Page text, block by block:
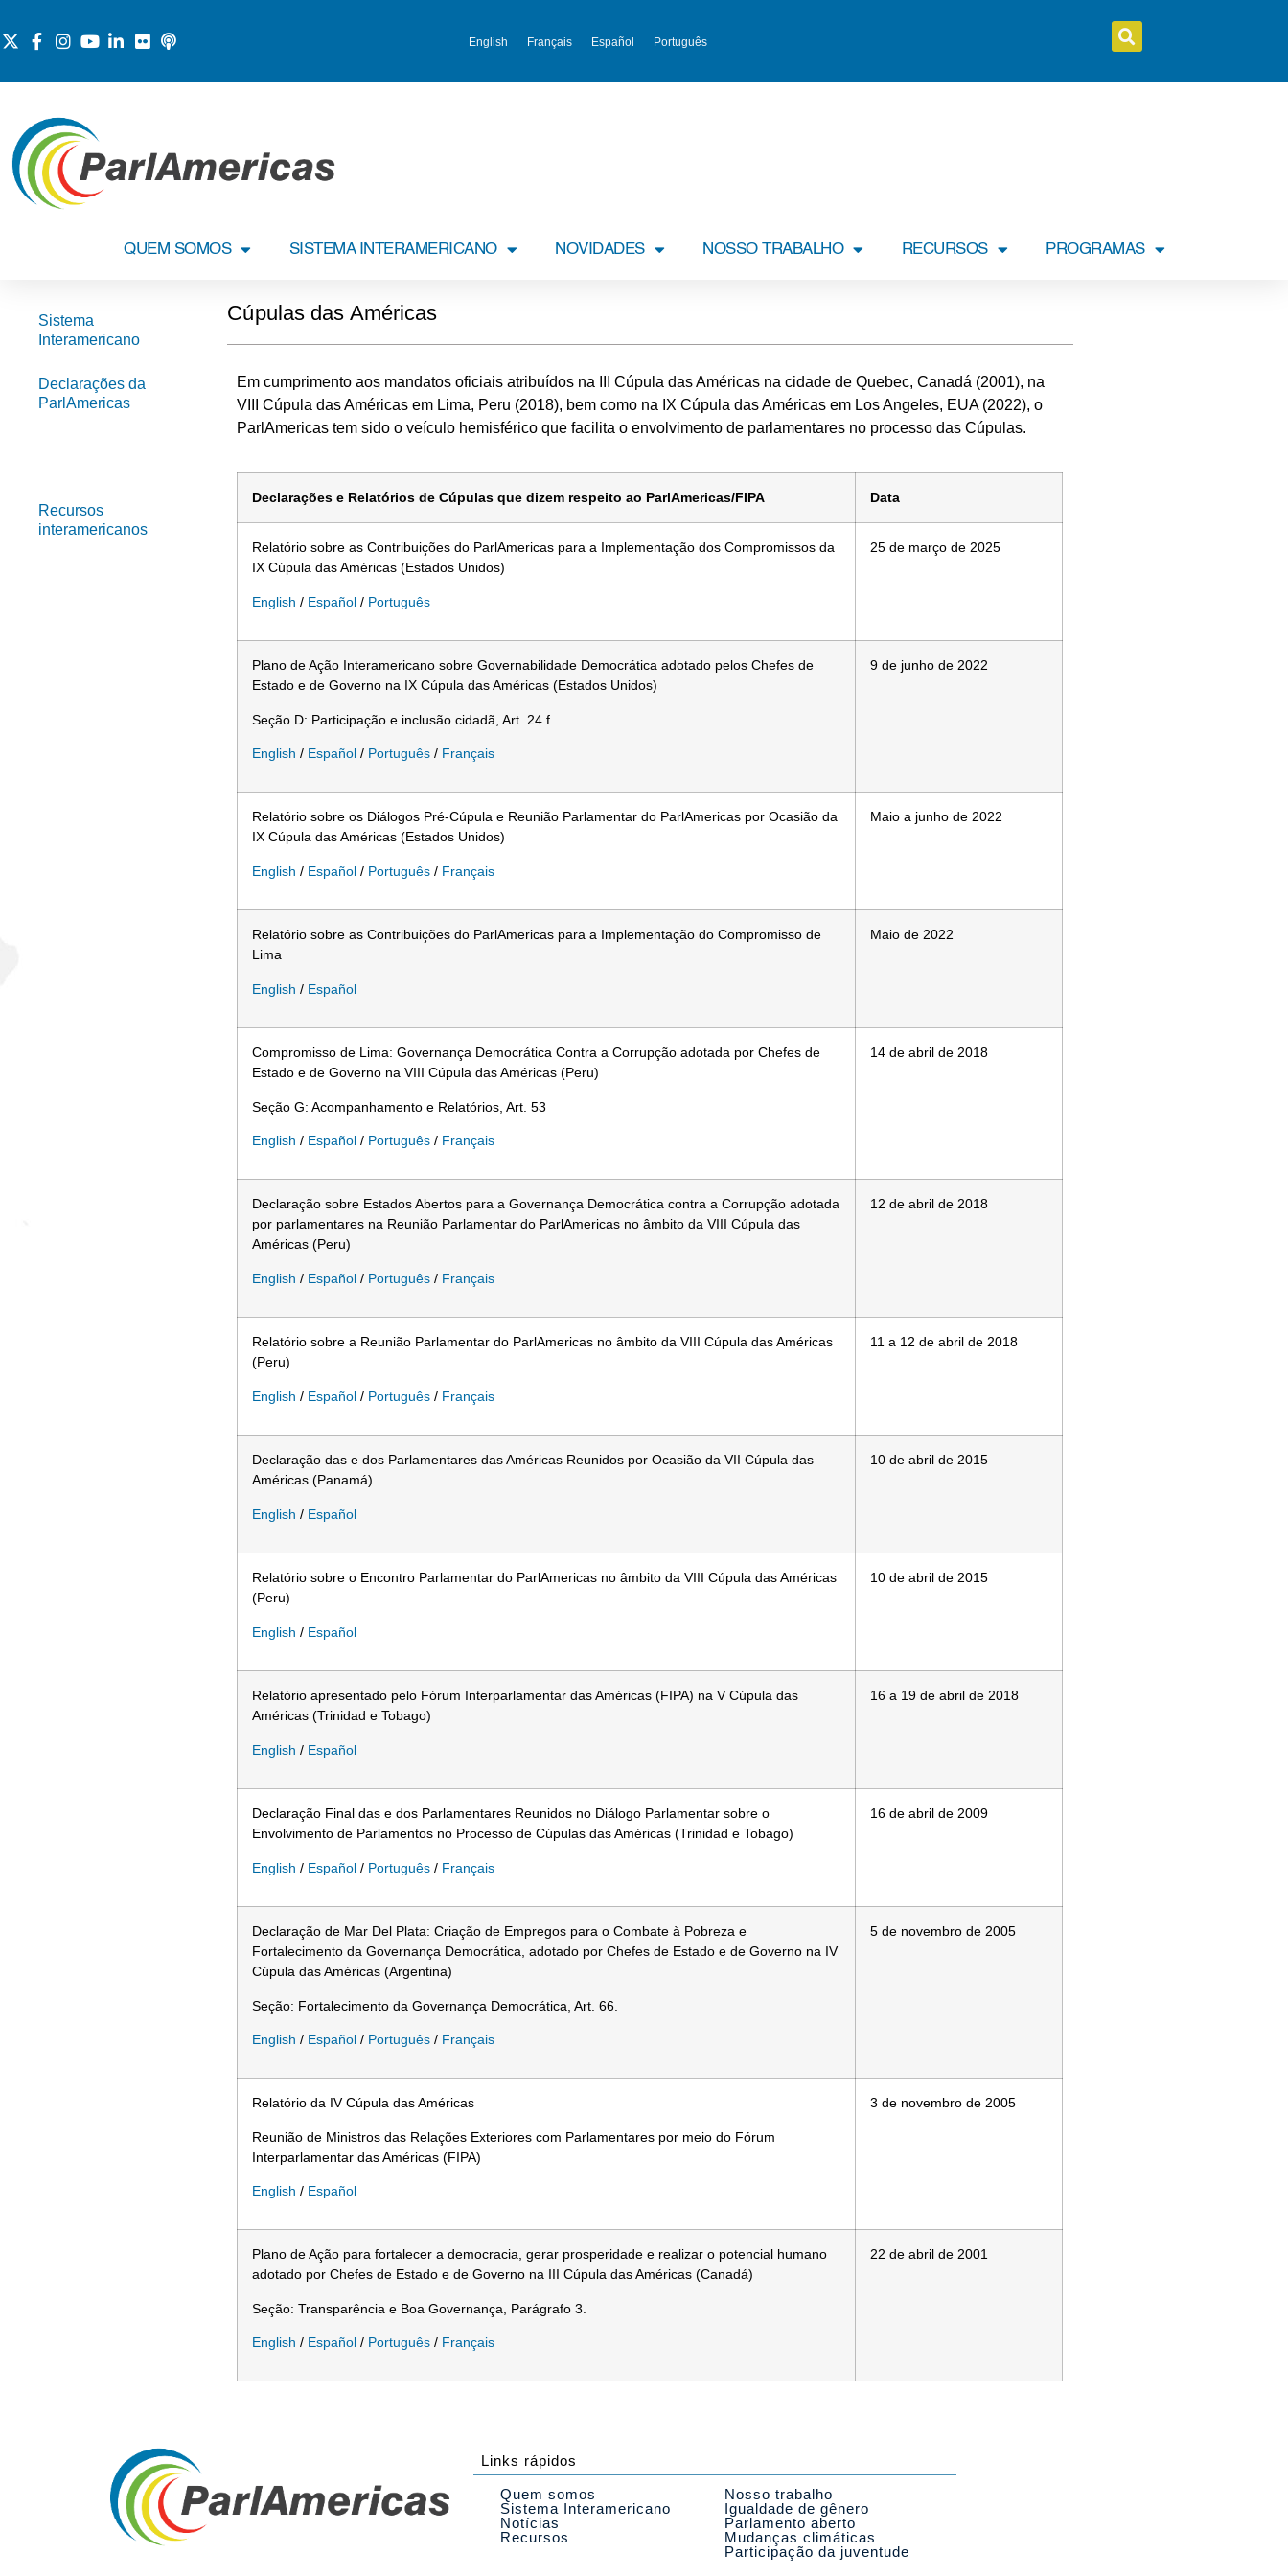
English Français Español Português
QUEM SOMOS SISTEMA INTERAMERICANO NOVIDADES NOSSO TRABALHO RECURSOS PROGRAMAS
Sistema
Interamericano
Declarações da
ParlAmericas
Recursos
interamericanos
Cúpulas das Américas
Em cumprimento aos mandatos oficiais atribuídos na III Cúpula das Américas na cidade de Quebec, Canadá (2001), na
VIII Cúpula das Américas em Lima, Peru (2018), bem como na IX Cúpula das Américas em Los Angeles, EUA (2022), o
ParlAmericas tem sido o veículo hemisférico que facilita o envolvimento de parlamentares no processo das Cúpulas.
Declarações e Relatórios de Cúpulas que dizem respeito ao ParlAmericas/FIPA Data
Relatório sobre as Contribuições do ParlAmericas para a Implementação dos Compromissos da
IX Cúpula das Américas (Estados Unidos)
English / Español / Português
25 de março de 2025
Plano de Ação Interamericano sobre Governabilidade Democrática adotado pelos Chefes de
Estado e de Governo na IX Cúpula das Américas (Estados Unidos)
Seção D: Participação e inclusão cidadã, Art. 24.f.
English / Español / Português / Français
9 de junho de 2022
Relatório sobre os Diálogos Pré-Cúpula e Reunião Parlamentar do ParlAmericas por Ocasião da
IX Cúpula das Américas (Estados Unidos)
English / Español / Português / Français
Maio a junho de 2022
Relatório sobre as Contribuições do ParlAmericas para a Implementação do Compromisso de
Lima
English / Español
Maio de 2022
Compromisso de Lima: Governança Democrática Contra a Corrupção adotada por Chefes de
Estado e de Governo na VIII Cúpula das Américas (Peru)
Seção G: Acompanhamento e Relatórios, Art. 53
English / Español / Português / Français
14 de abril de 2018
Declaração sobre Estados Abertos para a Governança Democrática contra a Corrupção adotada
por parlamentares na Reunião Parlamentar do ParlAmericas no âmbito da VIII Cúpula das
Américas (Peru)
English / Español / Português / Français
12 de abril de 2018
Relatório sobre a Reunião Parlamentar do ParlAmericas no âmbito da VIII Cúpula das Américas
(Peru)
English / Español / Português / Français
11 a 12 de abril de 2018
Declaração das e dos Parlamentares das Américas Reunidos por Ocasião da VII Cúpula das
Américas (Panamá)
English / Español
10 de abril de 2015
Relatório sobre o Encontro Parlamentar do ParlAmericas no âmbito da VIII Cúpula das Américas
(Peru)
English / Español
10 de abril de 2015
Relatório apresentado pelo Fórum Interparlamentar das Américas (FIPA) na V Cúpula das
Américas (Trinidad e Tobago)
English / Español
16 a 19 de abril de 2018
Declaração Final das e dos Parlamentares Reunidos no Diálogo Parlamentar sobre o
Envolvimento de Parlamentos no Processo de Cúpulas das Américas (Trinidad e Tobago)
English / Español / Português / Français
16 de abril de 2009
Declaração de Mar Del Plata: Criação de Empregos para o Combate à Pobreza e
Fortalecimento da Governança Democrática, adotado por Chefes de Estado e de Governo na IV
Cúpula das Américas (Argentina)
Seção: Fortalecimento da Governança Democrática, Art. 66.
English / Español / Português / Français
5 de novembro de 2005
Relatório da IV Cúpula das Américas
Reunião de Ministros das Relações Exteriores com Parlamentares por meio do Fórum
Interparlamentar das Américas (FIPA)
English / Español
3 de novembro de 2005
Plano de Ação para fortalecer a democracia, gerar prosperidade e realizar o potencial humano
adotado por Chefes de Estado e de Governo na III Cúpula das Américas (Canadá)
Seção: Transparência e Boa Governança, Parágrafo 3.
English / Español / Português / Français
22 de abril de 2001
Links rápidos
Quem somos
Sistema Interamericano
Notícias
Recursos
Nosso trabalho
Igualdade de gênero
Parlamento aberto
Mudanças climáticas
Participação da juventude